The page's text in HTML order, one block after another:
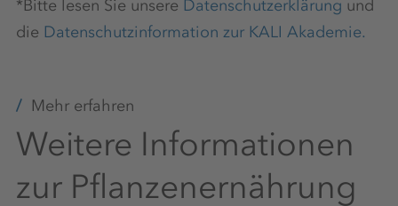
*Bitte lesen Sie unsere Datenschutzerklärung und
die Datenschutzinformation zur KALI Akademie.
Mehr erfahren
Weitere Informationen
zur Pflanzenernährung